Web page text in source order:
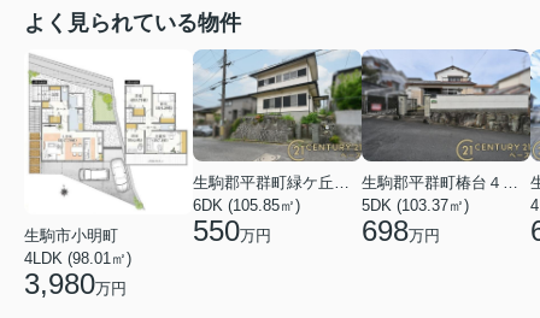
よく見られている物件
生駒市小明町
4LDK (98.01㎡)
3,980万円
6DK (105.85㎡)
550万円
5DK (103.37㎡)
698万円